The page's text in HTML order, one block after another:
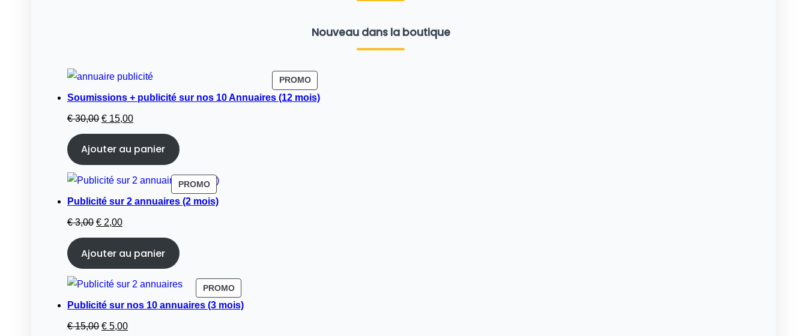
Nouveau dans la boutique
PROMOPRODUIT
EN
Soumissions + publicité sur nos 10 Annuaires (12 mois)
€30,00 Le
prix
initial
était :
€ 30,00.
€ 15,00Le
prix
actuel
est :
€ 15,00.
Ajouter au panier
PROMOPRODUIT
EN
Publicité sur 2 annuaires (2 mois)
€3,00 Le
prix
initial
était :
€ 3,00.
€ 2,00Le
prix
actuel
est :
€ 2,00.
Ajouter au panier
PROMOPRODUIT
EN
Publicité sur nos 10 annuaires (3 mois)
€15,00 Le
€ 5,00Le